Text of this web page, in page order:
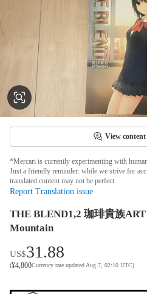
View
*Mercari is currently experimenting with
Just a friendly reminder: while we strive for
translated content may not be perfect.
Report Translation issue
THE BLEND1,2 珈琲貴族
Mountain
US$31.88
(¥4,800Currency rate updated Aug 7, 02:10 UTC)